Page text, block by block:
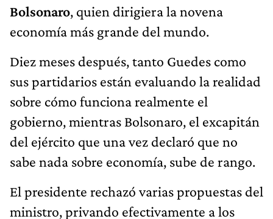
Bolsonaro, quien dirigiera la novena
economía más grande del mundo.
Diez meses después, tanto Guedes como
sus partidarios están evaluando la realidad
sobre cómo funciona realmente el
gobierno, mientras Bolsonaro, el excapitán
del ejército que una vez declaró que no
sabe nada sobre economía, sube de rango.
El presidente rechazó varias propuestas del
ministro, privando efectivamente a los